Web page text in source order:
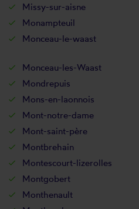
Missy-sur-aisne
Monampteuil
Monceau-le-waast
Monceau-les-Waast
Mondrepuis
Mons-en-laonnois
Mont-notre-dame
Mont-saint-père
Montbrehain
Montescourt-lizerolles
Montgobert
Monthenault